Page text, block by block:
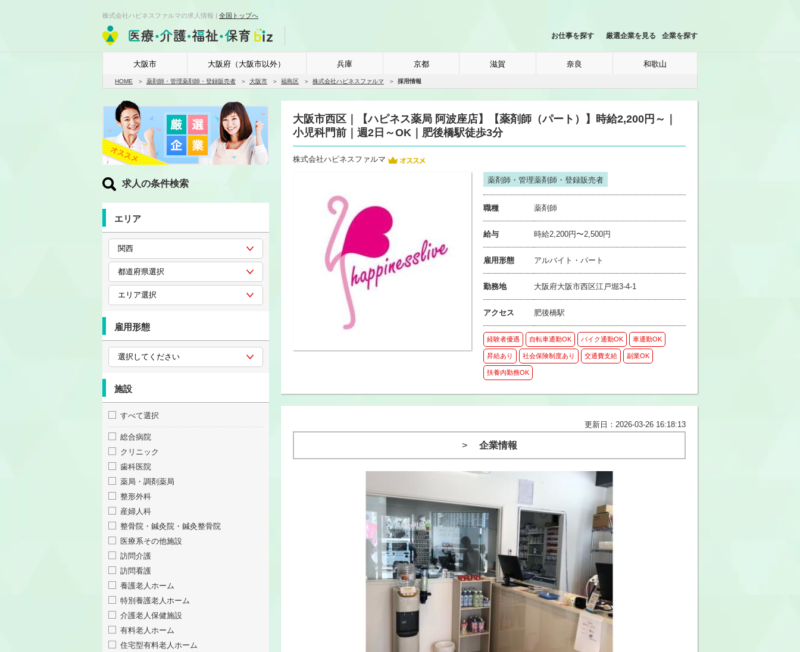
株式会社ハピネスファルマの求人情報 | 全国トップへ
お仕事を探す 厳選企業を見る 企業を探す
大阪市 大阪府（大阪市以外） 兵庫 京都 滋賀 奈良 和歌山
HOME 薬剤師・管理薬剤師・登録販売者 大阪市 福島区 株式会社ハピネスファルマ 採用情報
求人の条件検索
エリア
雇用形態
施設
すべて選択
総合病院
クリニック
歯科医院
薬局・調剤薬局
整形外科
産婦人科
整骨院・鍼灸院・鍼灸整骨院
医療系その他施設
訪問介護
訪問看護
養護老人ホーム
特別養護老人ホーム
介護老人保健施設
有料老人ホーム
住宅型有料老人ホーム
大阪市西区｜【ハピネス薬局 阿波座店】【薬剤師（パート）】時給2,200円～｜
小児科門前｜週2日～OK｜肥後橋駅徒歩3分
株式会社ハピネスファルマ
薬剤師・管理薬剤師・登録販売者
職種 薬剤師
給与 時給2,200円〜2,500円
雇用形態 アルバイト・パート
勤務地 大阪府大阪市西区江戸堀3-4-1
アクセス 肥後橋駅
経験者優遇 自転車通勤OK バイク通勤OK 車通勤OK
昇給あり 社会保険制度あり 交通費支給 副業OK
扶養内勤務OK
更新日：2026-03-26 16:18:13
企業情報